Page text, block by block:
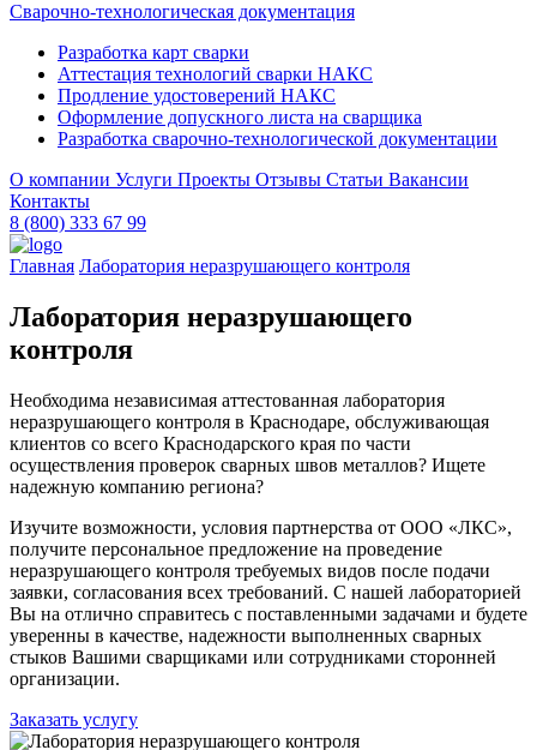
Сварочно-технологическая документация
Разработка карт сварки
Аттестация технологий сварки НАКС
Продление удостоверений НАКС
Оформление допускного листа на сварщика
Разработка сварочно-технологической документации
О компании Услуги Проекты Отзывы Статьи Вакансии
Контакты
8 (800) 333 67 99
Главная Лаборатория неразрушающего контроля
Лаборатория неразрушающего
контроля
Необходима независимая аттестованная лаборатория
неразрушающего контроля в Краснодаре, обслуживающая
клиентов со всего Краснодарского края по части
осуществления проверок сварных швов металлов? Ищете
надежную компанию региона?
Изучите возможности, условия партнерства от ООО «ЛКС»,
получите персональное предложение на проведение
неразрушающего контроля требуемых видов после подачи
заявки, согласования всех требований. С нашей лабораторией
Вы на отлично справитесь с поставленными задачами и будете
уверенны в качестве, надежности выполненных сварных
стыков Вашими сварщиками или сотрудниками сторонней
организации.
Заказать услугу